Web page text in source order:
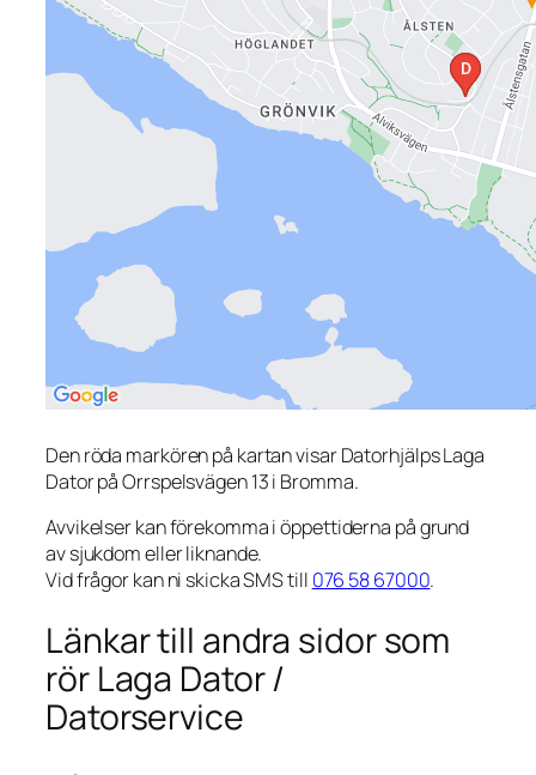
Den röda markören på kartan visar Datorhjälps Laga
Dator på Orrspelsvägen 13 i Bromma.
Avvikelser kan förekomma i öppettiderna på grund
av sjukdom eller liknande.
Vid frågor kan ni skicka SMS till 076 58 67000.
Länkar till andra sidor som
rör Laga Dator /
Datorservice